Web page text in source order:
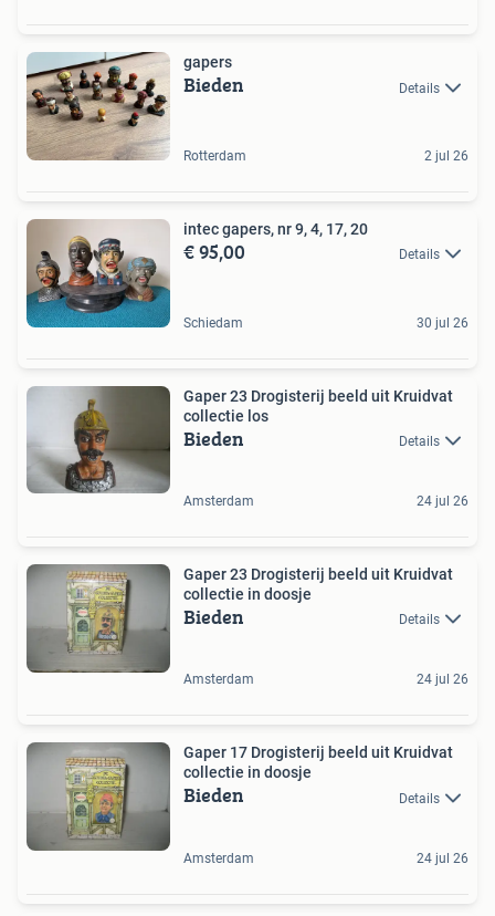
gapers
Bieden Details
Rotterdam 2 jul 26
intec gapers, nr 9, 4, 17, 20
€ 95,00 Details
Schiedam 30 jul 26
Gaper 23 Drogisterij beeld uit Kruidvat
collectie los
Bieden Details
Amsterdam 24 jul 26
Gaper 23 Drogisterij beeld uit Kruidvat
collectie in doosje
Bieden Details
Amsterdam 24 jul 26
Gaper 17 Drogisterij beeld uit Kruidvat
collectie in doosje
Bieden Details
Amsterdam 24 jul 26